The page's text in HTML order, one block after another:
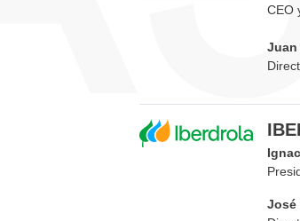
CEO
Juan
José